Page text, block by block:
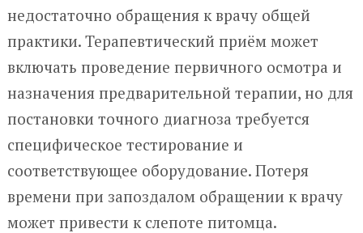
недостаточно обращения к врачу общей
практики. Терапевтический приём может
включать проведение первичного осмотра и
назначения предварительной терапии, но для
постановки точного диагноза требуется
специфическое тестирование и
соответствующее оборудование. Потеря
времени при запоздалом обращении к врачу
может привести к слепоте питомца.